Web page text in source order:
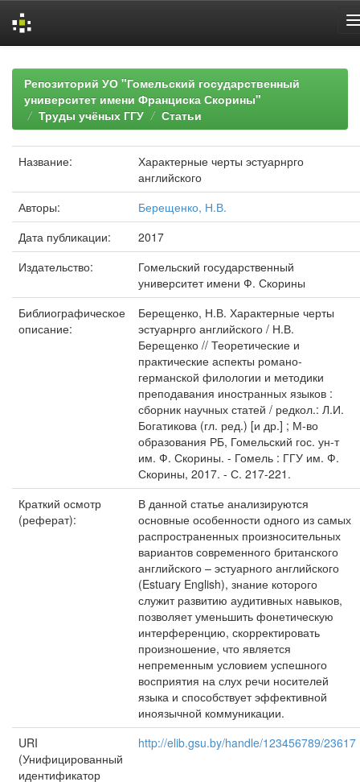
navigationРепозиторий УО "Гомельский государственный
университет имени Франциска Скорины"
Труды учёных ГГУ
Статьи
Название:
Характерные черты эстуарнрго
английского
Авторы:
Берещенко, Н.В.
Дата публикации:
2017
Издательство:
Гомельский государственный
университет имени Ф. Скорины
Библиографическое
описание:
Берещенко, Н.В. Характерные черты
эстуарнрго английского / Н.В.
Берещенко // Теоретические и
практические аспекты романо-
германской филологии и методики
преподавания иностранных языков :
сборник научных статей / редкол.: Л.И.
Богатикова (гл. ред.) [и др.] ; М-во
образования РБ, Гомельский гос. ун-т
им. Ф. Скорины. - Гомель : ГГУ им. Ф.
Скорины, 2017. - С. 217-221.
Краткий осмотр
(реферат):
В данной статье анализируются
основные особенности одного из самых
распространенных произносительных
вариантов современного британского
английского – эстуарного английского
(Estuary English), знание которого
служит развитию аудитивных навыков,
позволяет уменьшить фонетическую
интерференцию, скорректировать
произношение, что является
непременным условием успешного
восприятия на слух речи носителей
языка и способствует эффективной
иноязычной коммуникации.
URI
(Унифицированный
идентификатор
http://elib.gsu.by/handle/123456789/23617